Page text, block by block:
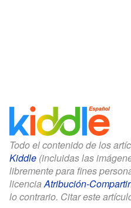
Todo el contenido de los
Kiddle (incluidas las
libremente para fines
licenciaAtribución-
lo contrario. Citar este